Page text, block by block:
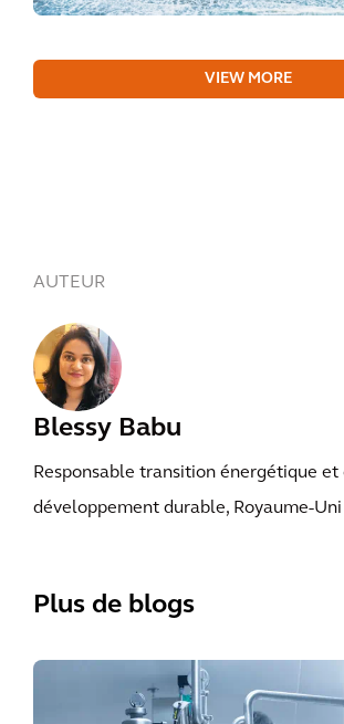
VIEW MORE
AUTEUR
Blessy Babu
Responsable transition énergétique et
développement durable, Royaume-
Plus de blogs